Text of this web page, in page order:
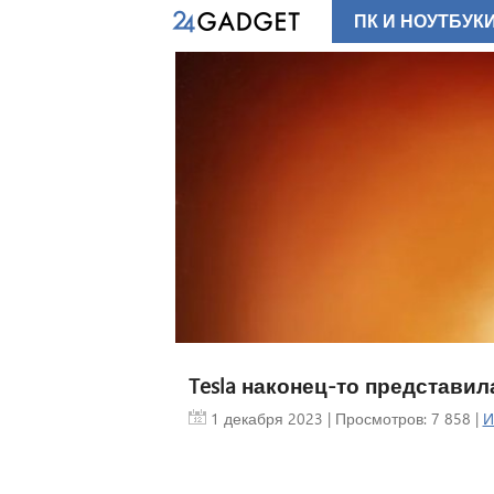
Tesla наконец-то
1 декабря 2023 | Просмотров: 7 858 |
ПК И НОУТБУКИ